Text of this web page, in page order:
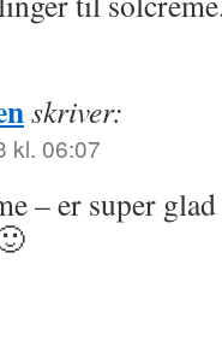
skriver:
kl. 06:07
– er super